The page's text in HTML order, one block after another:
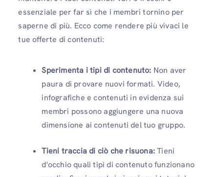
essenziale per far sì che i membri tornino per
saperne di più. Ecco come rendere più vivaci le
tue offerte di contenuti:
Sperimenta i tipi di contenuto: Non aver
paura di provare nuovi formati. Video,
infografiche e contenuti in evidenza sui
membri possono aggiungere una nuova
dimensione ai contenuti del tuo gruppo.
Tieni traccia di ciò che risuona:Tieni
d'occhio quali tipi di contenuto funzionano